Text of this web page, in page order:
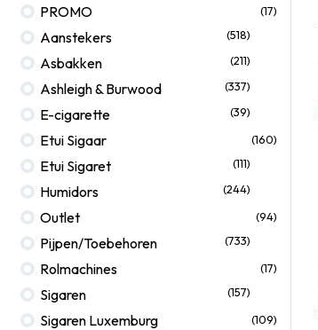
PROMO (17)
Aanstekers (518)
Asbakken (211)
Ashleigh & Burwood (337)
E-cigarette (39)
Etui Sigaar (160)
Etui Sigaret (111)
Humidors (244)
Outlet (94)
Pijpen/Toebehoren (733)
Rolmachines (17)
Sigaren (157)
Sigaren Luxemburg (109)